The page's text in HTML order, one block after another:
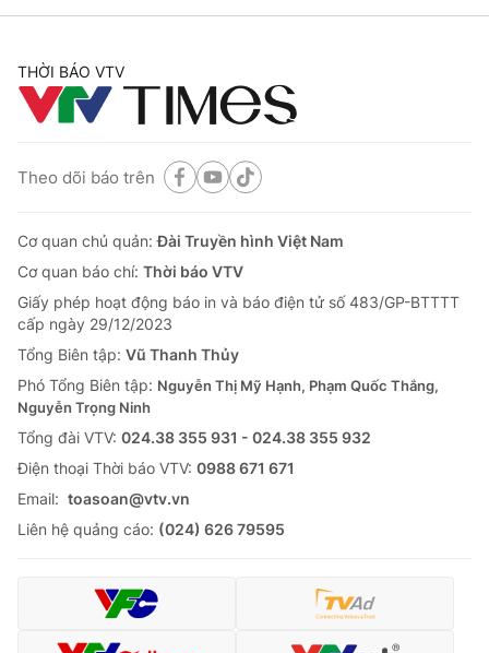
cấp ngày 29/12/2023
Tổng Biên tập:Vũ Thanh Thủy
Phó Tổng Biên tập:
Nguyễn Thị Mỹ Hạnh, Phạm Quốc Thắng,
Tổng đài VTV: 024.38 355 931 - 024.38 355 932
Email:toasoan@vtv.vn
Liên hệ quảng cáo:024-7300.7108
thuận bằng văn bản. Ghi rõ nguồn VTV.vn khi phát hành lại
thông tin từ website này.
THỜI BÁO VTV
Theo dõi báo trên
Cơ quan chủ quản:Đài Truyền hình Việt Nam
Cơ quan báo chí: Thời báo VTV
Giấy phép hoạt động báo in và báo điện tử số 483/GP-BTTTT
cấp ngày 29/12/2023
Tổng Biên tập: Vũ Thanh Thủy
Phó Tổng Biên tập: Nguyễn Thị Mỹ Hạnh, Phạm Quốc Thắng,
Nguyễn Trọng Ninh
Tổng đài VTV: 024.38 355 931 - 024.38 355 932
Ðiện thoại Thời báo VTV: 0988 671 671
Email: toasoan@vtv.vn
Liên hệ quảng cáo: (024) 626 79595